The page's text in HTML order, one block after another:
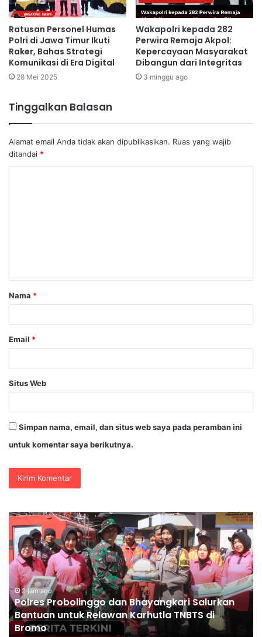
Ratusan Personel Humas
Polri di Jawa Timur Ikuti
Raker, Bahas Strategi
Komunikasi di Era Digital
28 Mei 2025
Wakapolri kepada 282
Perwira Remaja Akpol:
Kepercayaan Masyarakat
Dibangun dari Integritas
3 minggu ago
Tinggalkan Balasan
Alamat email Anda tidak akan dipublikasikan. Ruas yang wajib
ditandai *
a
r
Nama *
Email *
Situs Web
Simpan nama, email, dan situs web saya pada peramban ini
untuk komentar saya berikutnya.
Polres
Situbondo
Perketat
Pemeriksaan
Muatan
Truk
di
Pelabuhan
Jangkar
2 jam ago
Polres Situbondo Perketat Pemeriksaan
Truk di Pelabuhan Jangkar